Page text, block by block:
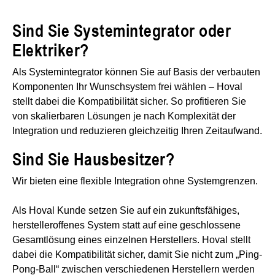
Sind Sie Systemintegrator oder
Elektriker?
Als Systemintegrator können Sie auf Basis der verbauten
Komponenten Ihr Wunschsystem frei wählen – Hoval
stellt dabei die Kompatibilität sicher. So profitieren Sie
von skalierbaren Lösungen je nach Komplexität der
Integration und reduzieren gleichzeitig Ihren Zeitaufwand.
Sind Sie Hausbesitzer?
Wir bieten eine flexible Integration ohne Systemgrenzen.
Als Hoval Kunde setzen Sie auf ein zukunftsfähiges,
herstelleroffenes System statt auf eine geschlossene
Gesamtlösung eines einzelnen Herstellers. Hoval stellt
dabei die Kompatibilität sicher, damit Sie nicht zum „Ping-
Pong-Ball“ zwischen verschiedenen Herstellern werden